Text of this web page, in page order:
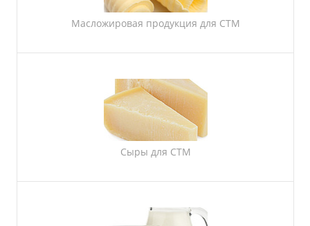
Масложировая продукция для СТМ
Сыры для СТМ